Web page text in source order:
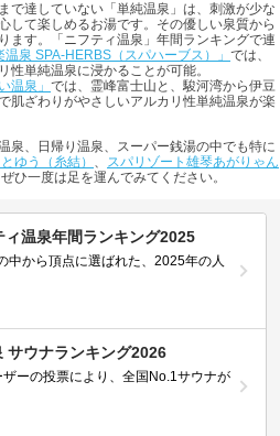
で達していない「単純温泉」は、刺激が少な
して楽しめるお湯です。その優しい泉質から
ます。「ニフティ温泉」年間ランキングで連
温泉 SPA-HERBS（スパハーブス）」 では、
性単純温泉に浸かることが可能。
温泉」 では、霊峰富士山と、駿河湾から伊豆
肌ざわりがやさしいアルカリ性単純温泉が楽
泉、日帰り温泉、スーパー銭湯の中でも特に
ゆう（糸結） 、 スパリゾート雄琴あがりゃん
ひ一度は足を運んでみてください。
ィ温泉年間ランキング2025
中から頂点に選ばれた、2025年の人
サウナランキング2026
ザーの投票により、全国No.1サウナが